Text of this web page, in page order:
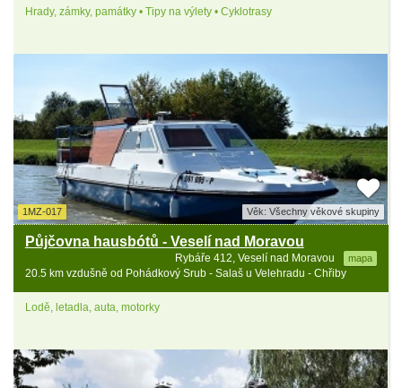
Hrady, zámky, památky • Tipy na výlety • Cyklotrasy
1MZ-017 Věk: Všechny věkové skupiny
Půjčovna hausbótů - Veselí nad Moravou
Rybáře 412, Veselí nad Moravou mapa
20.5 km vzdušně od Pohádkový Srub - Salaš u Velehradu - Chřiby
Lodě, letadla, auta, motorky